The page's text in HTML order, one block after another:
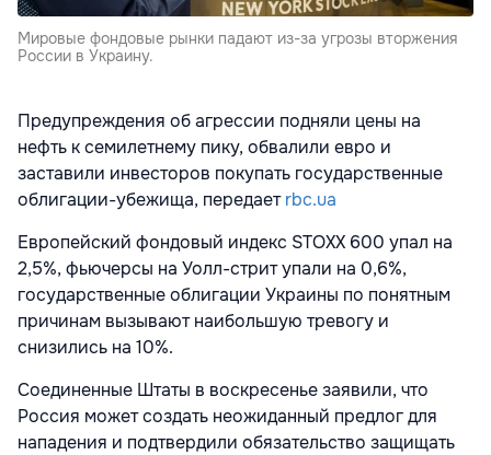
Мировые фондовые рынки падают из-за угрозы вторжения
России в Украину.
Предупреждения об агрессии подняли цены на
нефть к семилетнему пику, обвалили евро и
заставили инвесторов покупать государственные
облигации-убежища, передаетrbc.ua
Европейский фондовый индекс STOXX 600 упал на
2,5%, фьючерсы на Уолл-стрит упали на 0,6%,
государственные облигации Украины по понятным
причинам вызывают наибольшую тревогу и
снизились на 10%.
Соединенные Штаты в воскресенье заявили, что
Россия может создать неожиданный предлог для
нападения и подтвердили обязательство защищать